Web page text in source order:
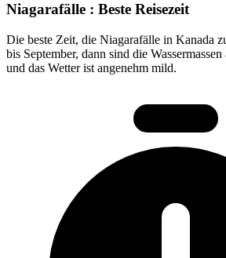
Niagarafälle : Beste Reisezeit
Die beste Zeit, die Niagarafälle in Kanada
bis September, dann sind die
und das Wetter ist angenehm mild.